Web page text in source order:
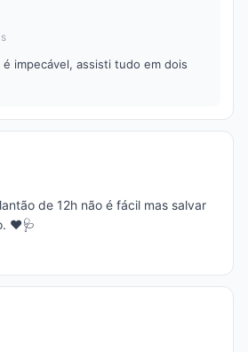
impecável, assisti tudo em dois
de 12h não é fácil mas salvar
❤️🩺